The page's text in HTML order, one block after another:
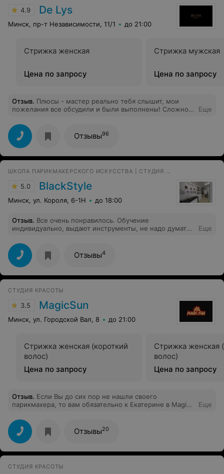
4.9 De Lys
Минск, пр-т Независимости, 11/1 до 21:00
Стрижка женская
Цена по запросу
Стрижка мужская
Цена по запросу
Отзыв. Плюсы - мастер реально тебя слышит, мои
пожелания все обсудили и были выполнены! Сложное
мне очень нравится. Минусы - не сразу нашла Салон
красоты, пришлось позвонить администратору, но все
оказалось просто - вход через главную дверь отеля
Еще
Отзывы96
ШКОЛА ПАРИКМАХЕРСКОГО ИСКУССТВА | СТУДИЯ КРАСОТЫ
5.0 BlackStyle
Минск, ул. Короля, 6-1Н до 18:00
Отзыв. Все очень понравилось. Обучение
индивидуально, выдают инструменты, не надо думать
огромное!
Еще
Отзывы4
СТУДИЯ КРАСОТЫ
3.5 MagicSun
Минск, ул. Городской Вал, 8 до 21:00
Стрижка женская (короткий
волос)
Цена по запросу
Стрижка женская
волос)
Цена по запросу
Отзыв. Если Вы до сих пор не нашли своего
парикмахера, то вам обязательно к Екатерине в Magic
пожелания и я всегда выхожу из ее кабинета с
изумительным результатом. Спасибо!
Еще
Отзывы20
СТУДИЯ КРАСОТЫ